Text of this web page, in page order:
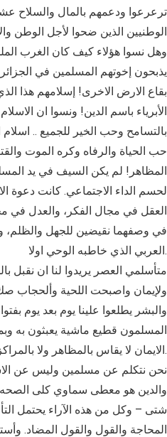
ترعرعوا ودعمهم بالمال والسلاح
الوطنيين الذين ضحوا لأجل الوطن
وهل نسوا هؤلاء كيف كان الغرب
يذبحون إخوتهم المسلمين في
بقاع الارض الاخرى! إسلامهم هذا
الأبرياء باسم الدين! ونسوا ان
بالتسامح وحب الخير للجميع .. اسلام
حب الحياة والرفاه وكره الموت
المظاهر! لم يكن السيف في يد
لحسم الداء الاجتماعي. كانت دعوة
العقل في مجال الفكر، والعدل في
في وصفهما نقيضين للجهل والظلم،
العربي الذي خاطبه الوحي اولا.
متأسلمي العصر يريدوا لنا ان نقبل
ولإيمان واصبحت اللحية وألحجاب
والبشر يطلعوا علينا يوم بعد يوم
المسلمون قطيع ماشية يعبثون به
الايمان لا يقاس بالمظاهر ولا بالمراكز الدينية وادعاء المشيخة الكذابة.
نحن نتكلم عن مسلمين وليس عن
والدين هو معطى سماوي كلى الصحه.
شتى – وكل من هذه الآراء يحتمل
المحاجة والقول والقول المضاد.